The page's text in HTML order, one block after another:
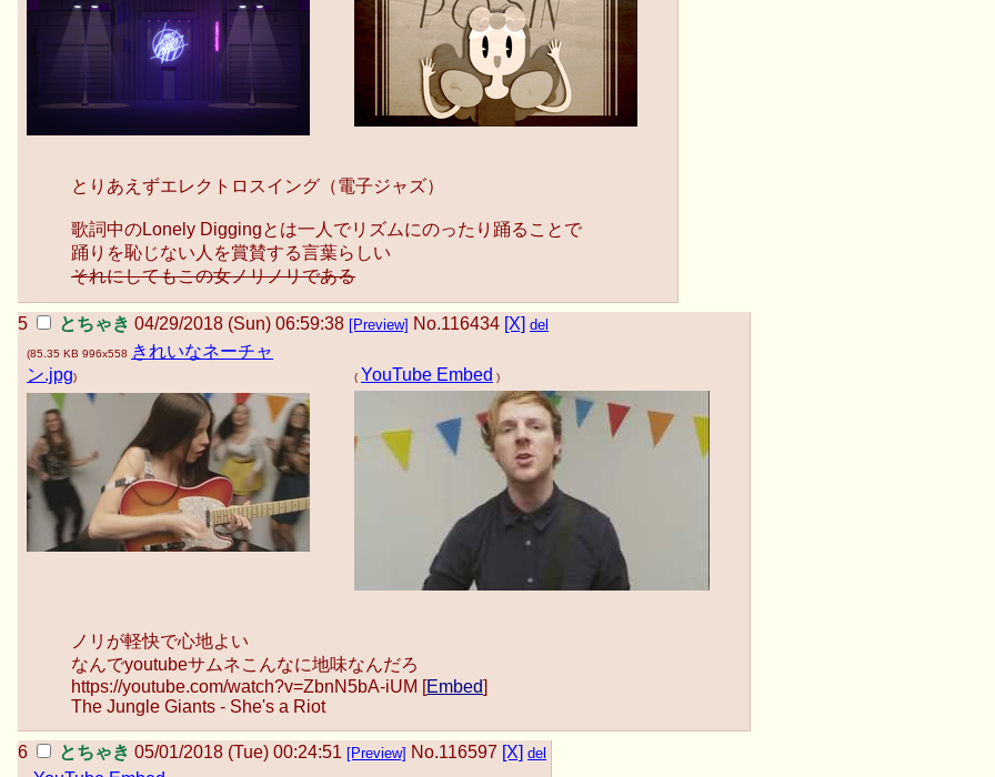
とりあえずエレクトロスイング（電子ジャズ）
歌詞中のLonely Diggingとは一人でリズムにのったり踊ることで
踊りを恥じない人を賞賛する言葉らしい
それにしてもこの女ノリノリである
とちゃき 04/29/2018 (Sun) 06:59:38 [Preview] No.116434 [X] del
(85.35 KB 996x558 きれいなネーチャ
ン.jpg) ( YouTube Embed )
ノリが軽快で心地よい
なんでyoutubeサムネこんなに地味なんだろ
https://youtube.com/watch?v=ZbnN5bA-iUM [Embed]
The Jungle Giants - She's a Riot
とちゃき 05/01/2018 (Tue) 00:24:51 [Preview] No.116597 [X] del